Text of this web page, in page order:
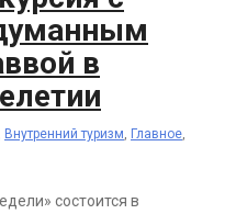
в
Внутренний туризм Главное
состоится в